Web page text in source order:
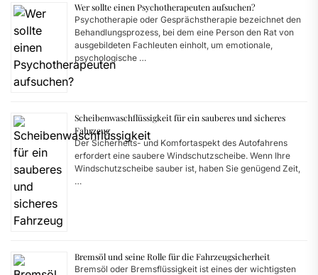
Wer sollte einen Psychotherapeuten aufsuchen?
Psychotherapie oder Gesprächstherapie bezeichnet den
Behandlungsprozess, bei dem eine Person den Rat von
ausgebildeten Fachleuten einholt, um emotionale,
psychologische …
Scheibenwaschflüssigkeit für ein sauberes und sicheres
Fahrzeug
Der Sicherheits- und Komfortaspekt des Autofahrens
erfordert eine saubere Windschutzscheibe. Wenn Ihre
Windschutzscheibe sauber ist, haben Sie genügend Zeit,
…
Bremsöl und seine Rolle für die Fahrzeugsicherheit
Bremsöl oder Bremsflüssigkeit ist eines der wichtigsten